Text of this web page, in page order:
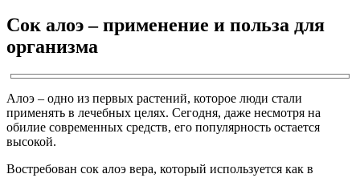
Сок алоэ – применение и польза для
организма
Алоэ – одно из первых растений, которое люди стали
применять в лечебных целях. Сегодня, даже несмотря на
обилие современных средств, его популярность остается
высокой.
Востребован сок алоэ вера, который используется как в